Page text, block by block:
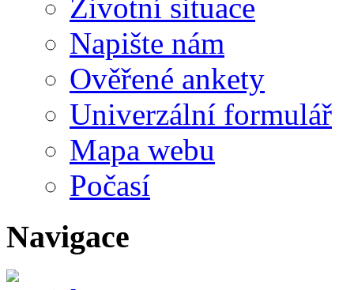
Životní situace
Napište nám
Ověřené ankety
Univerzální formulář
Mapa webu
Počasí
Navigace